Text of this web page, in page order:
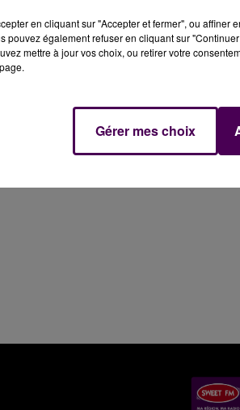
du Cher ont été alertés :
sur-Barangeon, au niveau du
d'incendie et de secours
, a nécessité la mobilisation sur
en cliquant sur "Accepter et fermer", ou
pouvez également refuser en cliquant sur
mettre à jour vos choix, ou retirer votre
Gérer mes choix